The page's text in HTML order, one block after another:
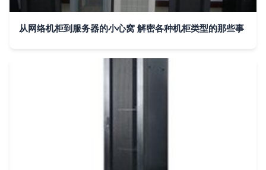
从网络机柜到服务器的小心窝 解密各种机柜类型的那些事